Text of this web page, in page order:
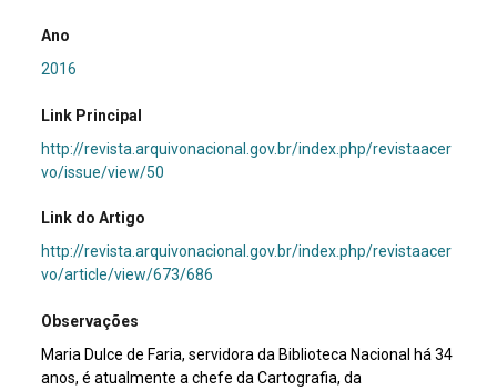
Ano
2016
Link Principal
http://revista.arquivonacional.gov.br/index.php/revistaacer
vo/issue/view/50
Link do Artigo
http://revista.arquivonacional.gov.br/index.php/revistaacer
vo/article/view/673/686
Observações
Maria Dulce de Faria, servidora da Biblioteca Nacional há 34
anos, é atualmente a chefe da Cartografia, da